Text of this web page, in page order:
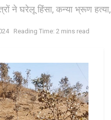
ने घरेलू हिंसा, कन्या भ्रूण हत्या,
Reading Time: 2 mins read